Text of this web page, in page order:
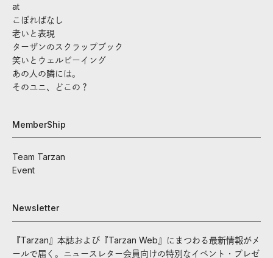
at
こぼればなし
老いと表現
ターザンのスクラップブック
笑いとウェルビーイング
あの人の隣には。
そのユニ、どこの？
MemberShip
Team Tarzan
Event
Newsletter
『Tarzan』本誌および『Tarzan Web』にまつわる最新情報がメ
ールで届く。ニュースレター会員向けの特別なイベント・プレゼ